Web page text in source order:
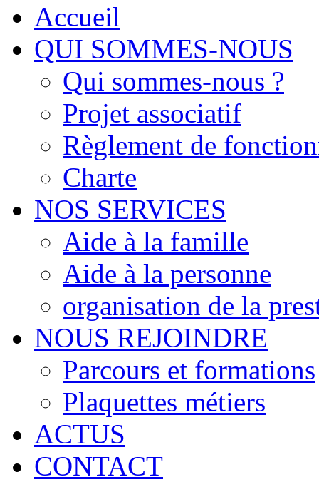
Accueil
QUI SOMMES-NOUS
Qui sommes-nous ?
Projet associatif
Règlement de
Charte
NOS SERVICES
Aide à la famille
Aide à la personne
organisation de la
NOUS REJOINDRE
Parcours et formations
Plaquettes métiers
ACTUS
CONTACT